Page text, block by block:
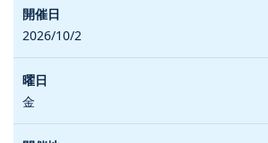
2026/10/2
金